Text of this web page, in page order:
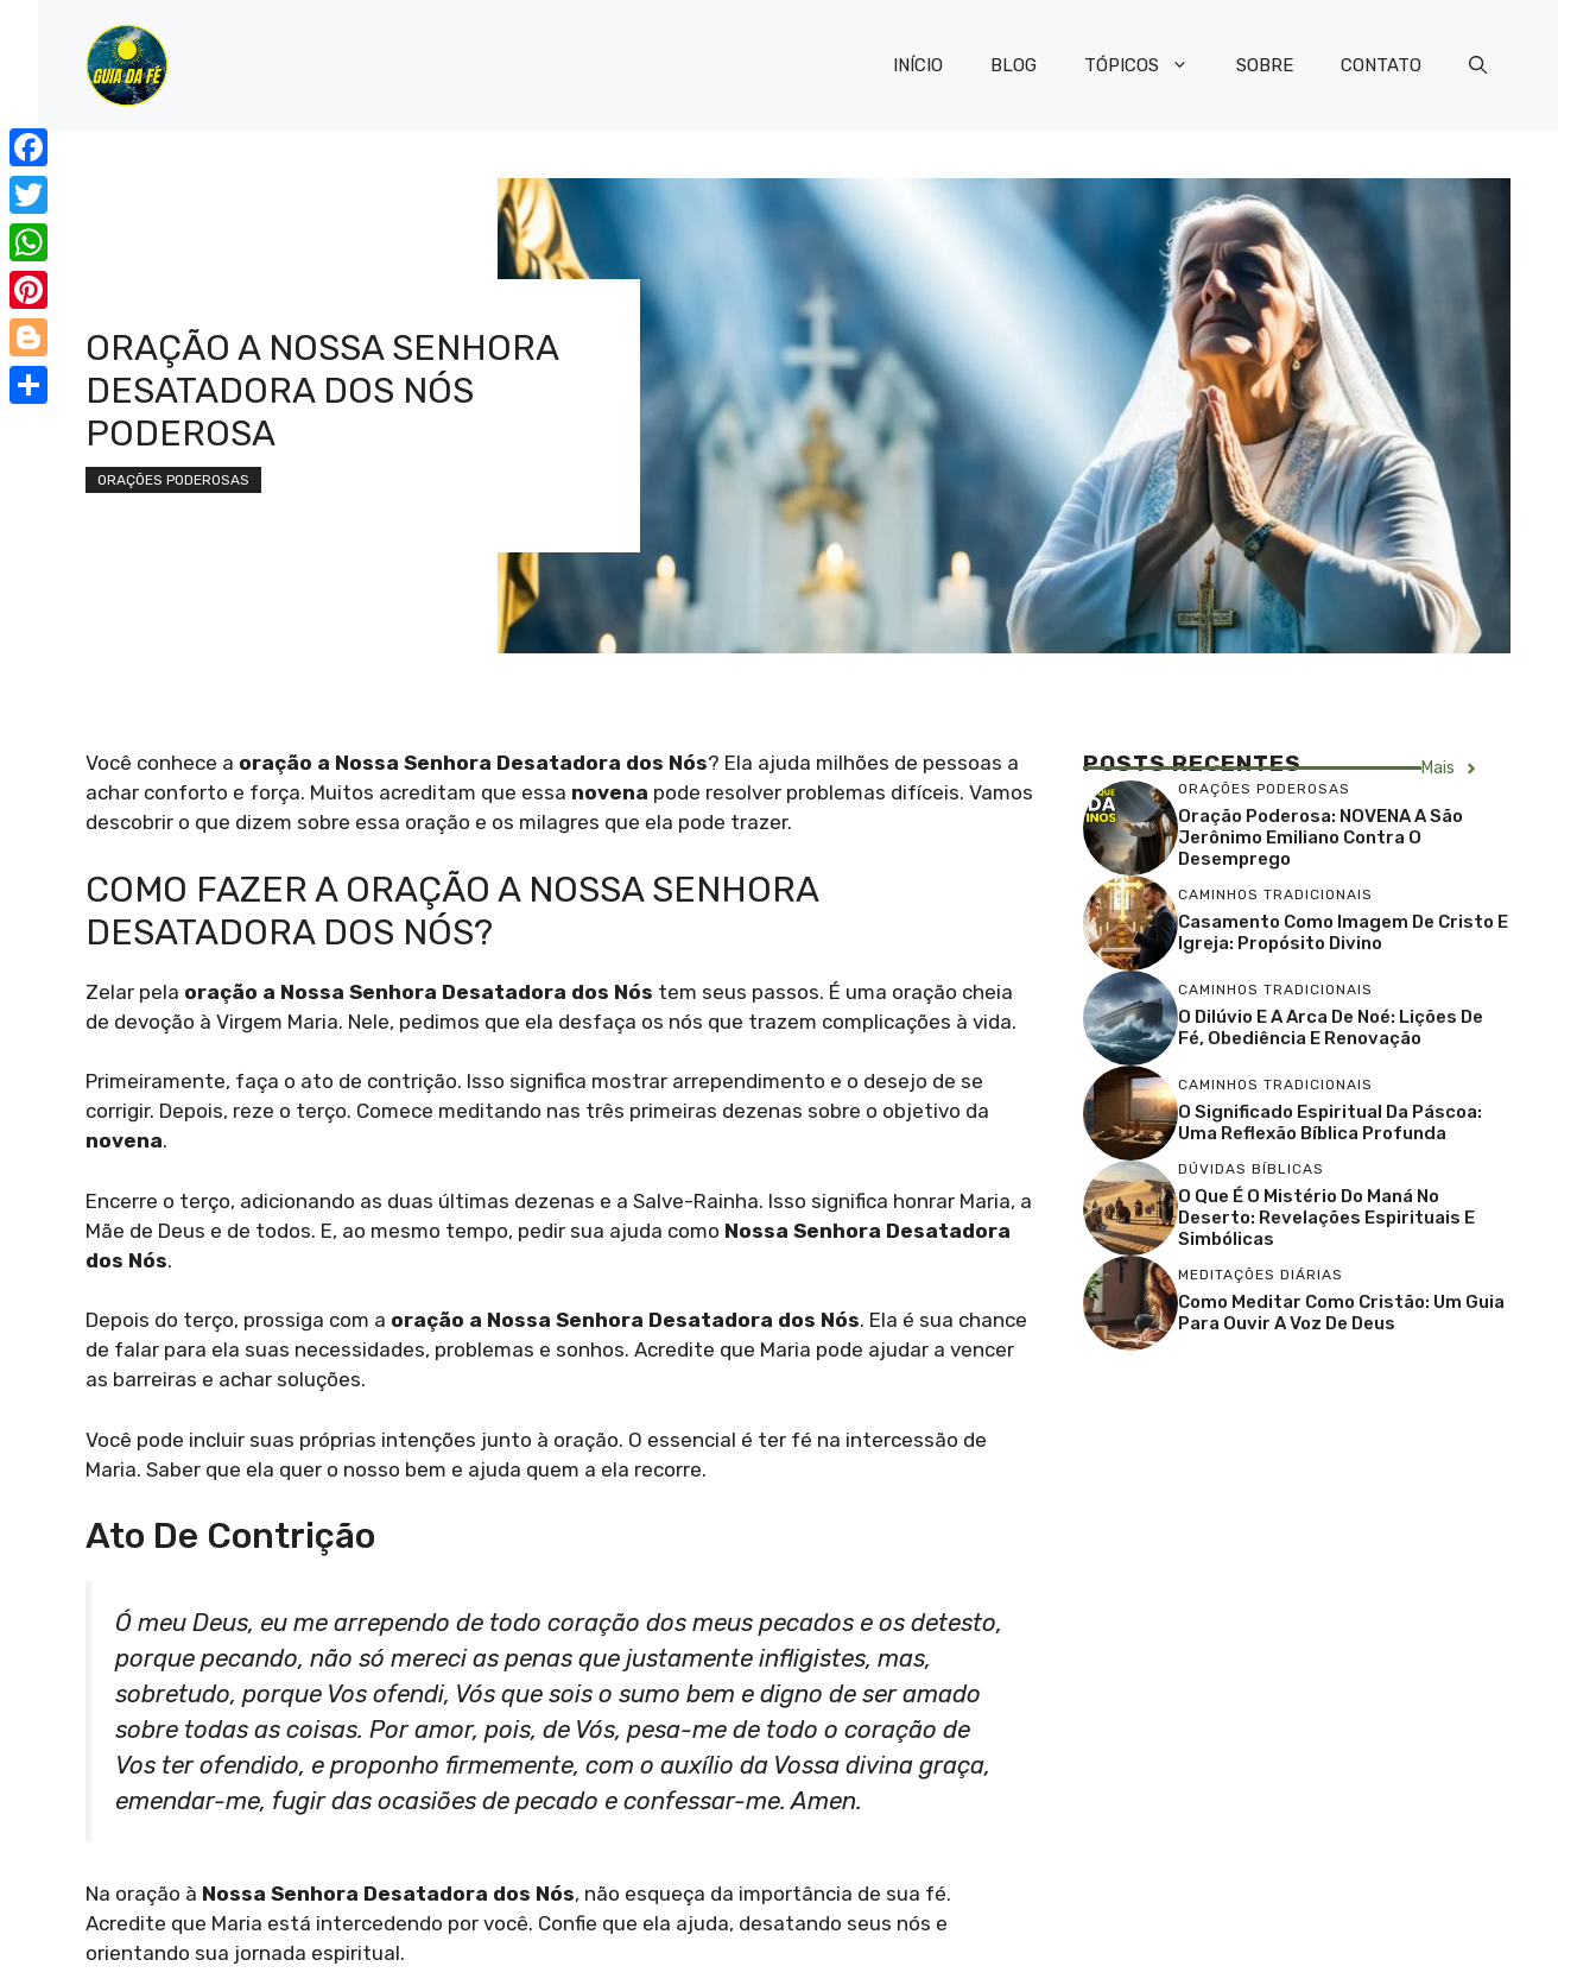
INÍCIO BLOG TÓPICOS SOBRE CONTATO
ORAÇÃO A NOSSA SENHORA
DESATADORA DOS NÓS
PODEROSA
ORAÇÕES PODEROSAS
Você conhece a oração a Nossa Senhora Desatadora dos Nós? Ela ajuda milhões de pessoas a
achar conforto e força. Muitos acreditam que essa novena pode resolver problemas difíceis. Vamos
descobrir o que dizem sobre essa oração e os milagres que ela pode trazer.
COMO FAZER A ORAÇÃO A NOSSA SENHORA
DESATADORA DOS NÓS?
Zelar pela oração a Nossa Senhora Desatadora dos Nós tem seus passos. É uma oração cheia
de devoção à Virgem Maria. Nele, pedimos que ela desfaça os nós que trazem complicações à vida.
Primeiramente, faça o ato de contrição. Isso significa mostrar arrependimento e o desejo de se
corrigir. Depois, reze o terço. Comece meditando nas três primeiras dezenas sobre o objetivo da
novena.
Encerre o terço, adicionando as duas últimas dezenas e a Salve-Rainha. Isso significa honrar Maria, a
Mãe de Deus e de todos. E, ao mesmo tempo, pedir sua ajuda como Nossa Senhora Desatadora
dos Nós.
Depois do terço, prossiga com a oração a Nossa Senhora Desatadora dos Nós. Ela é sua chance
de falar para ela suas necessidades, problemas e sonhos. Acredite que Maria pode ajudar a vencer
as barreiras e achar soluções.
Você pode incluir suas próprias intenções junto à oração. O essencial é ter fé na intercessão de
Maria. Saber que ela quer o nosso bem e ajuda quem a ela recorre.
Ato De Contrição
Ó meu Deus, eu me arrependo de todo coração dos meus pecados e os detesto,
porque pecando, não só mereci as penas que justamente infligistes, mas,
sobretudo, porque Vos ofendi, Vós que sois o sumo bem e digno de ser amado
sobre todas as coisas. Por amor, pois, de Vós, pesa-me de todo o coração de
Vos ter ofendido, e proponho firmemente, com o auxílio da Vossa divina graça,
emendar-me, fugir das ocasiões de pecado e confessar-me. Amen.
Na oração à Nossa Senhora Desatadora dos Nós, não esqueça da importância de sua fé.
Acredite que Maria está intercedendo por você. Confie que ela ajuda, desatando seus nós e
orientando sua jornada espiritual.
POSTS RECENTES Mais
ORAÇÕES PODEROSAS
Oração Poderosa: NOVENA A São
Jerônimo Emiliano Contra O
Desemprego
CAMINHOS TRADICIONAIS
Casamento Como Imagem De Cristo E
Igreja: Propósito Divino
CAMINHOS TRADICIONAIS
O Dilúvio E A Arca De Noé: Lições De
Fé, Obediência E Renovação
CAMINHOS TRADICIONAIS
O Significado Espiritual Da Páscoa:
Uma Reflexão Bíblica Profunda
DÚVIDAS BÍBLICAS
O Que É O Mistério Do Maná No
Deserto: Revelações Espirituais E
Simbólicas
MEDITAÇÕES DIÁRIAS
Como Meditar Como Cristão: Um Guia
Para Ouvir A Voz De Deus
Facebook
Twitter
WhatsApp
Pinterest
Blogger